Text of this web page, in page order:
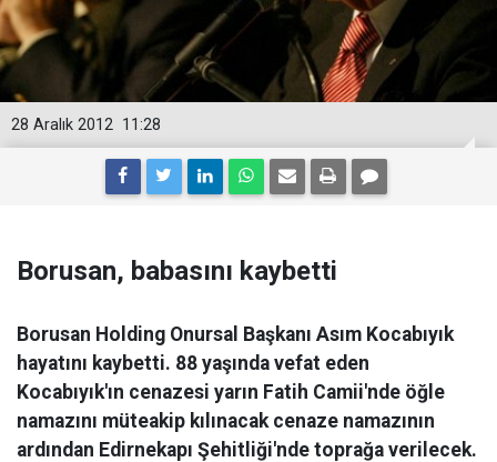
11:28
28 Aralık 2012
Borusan, babasını kaybetti
Borusan Holding Onursal Başkanı Asım Kocabıyık
hayatını kaybetti. 88 yaşında vefat eden
Kocabıyık'ın cenazesi yarın Fatih Camii'nde öğle
namazını müteakip kılınacak cenaze namazının
ardından Edirnekapı Şehitliği'nde toprağa verilecek.